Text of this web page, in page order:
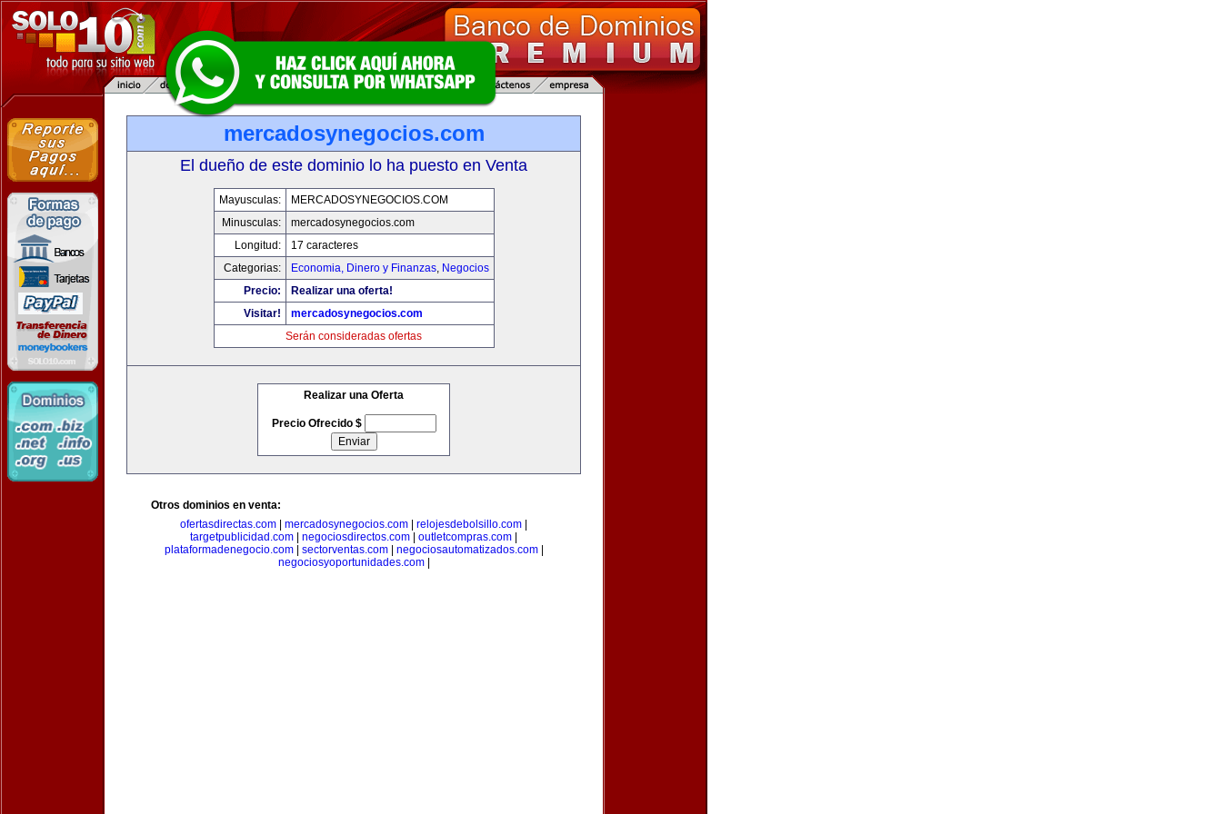
mercadosynegocios.com
El dueño de este dominio lo ha puesto en Venta
Mayusculas:
MERCADOSYNEGOCIOS.COM
Minusculas:
mercadosynegocios.com
Longitud:
17 caracteres
Categorias:
Economia, Dinero y Finanzas, Negocios
Precio:
Realizar una oferta!
Visitar!
mercadosynegocios.com
Serán consideradas ofertas
Realizar una Oferta
Precio Ofrecido $
Otros dominios en venta:
ofertasdirectas.com
mercadosynegocios.com relojesdebolsillo.com
targetpublicidad.com
negociosdirectos.com outletcompras.com
plataformadenegocio.com| sectorventas.com| negociosautomatizados.com|
negociosyoportunidades.com|